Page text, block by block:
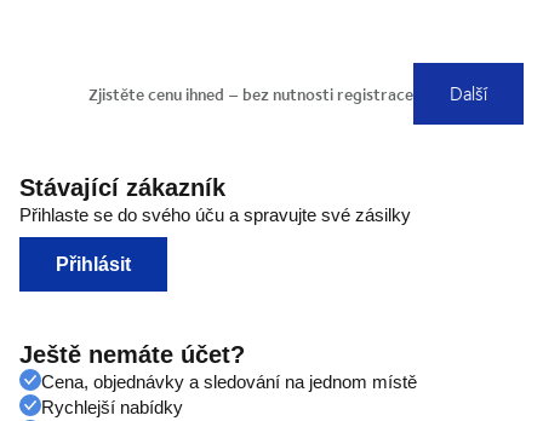
Stávající zákazník
Přihlaste se do svého úču a spravujte své zásilky
Přihlásit
Ještě nemáte účet?
Cena, objednávky a sledování na jednom místě
Rychlejší nabídky